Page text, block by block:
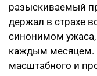
разыскиваемый
держал в страхе
синонимом ужаса,
каждым месяцем.
масштабного и